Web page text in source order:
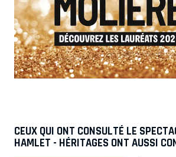
CEUX QUI ONT CONSULTÉ LE
HAMLET - HÉRITAGES ONT AUSSI